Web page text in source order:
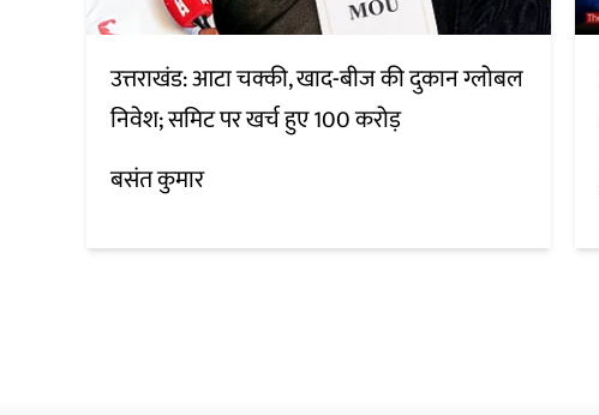
उत्तराखंड: आटा चक्की, खाद-बीज की दुकान ग्लोबल
निवेश; समिट पर खर्च हुए 100 करोड़
बसंत कुमार